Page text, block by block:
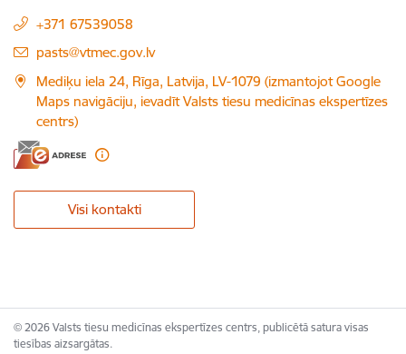
+371 67539058
E-pasts:
pasts@vtmec.gov.lv
Mediķu iela 24, Rīga, Latvija, LV-1079 (izmantojot Google
Maps navigāciju, ievadīt Valsts tiesu medicīnas ekspertīzes
centrs)
Visi kontakti
© 2026 Valsts tiesu medicīnas ekspertīzes centrs, publicētā satura visas
tiesības aizsargātas.